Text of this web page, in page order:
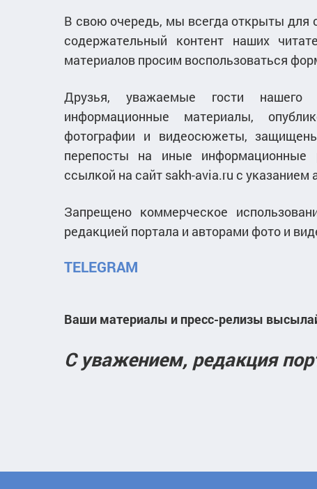
В свою очередь, мы всегда открыты для
содержательный контент наших
материалов просим воспользоваться
Друзья, уважаемые гости
информационные материалы,
фотографии и видеосюжеты,
перепосты на иные информационные
ссылкой на сайт sakh-avia.ru с указанием
Запрещено коммерческое
редакцией портала и авторами фото и
TELEGRAM
Ваши материалы и пресс-релизы
С уважением, редакция